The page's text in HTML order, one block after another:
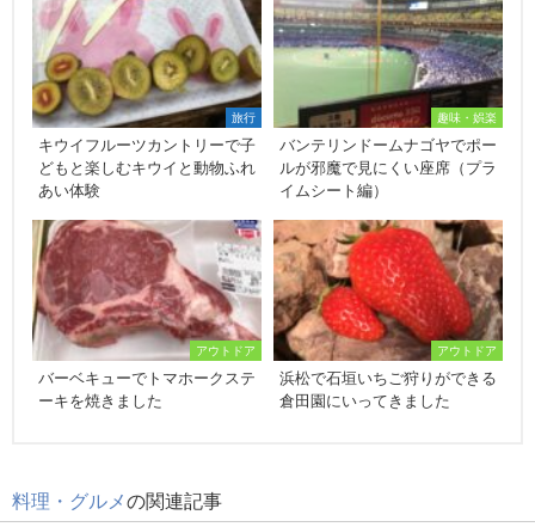
旅行
キウイフルーツカントリーで子
どもと楽しむキウイと動物ふれ
あい体験
趣味・娯楽
バンテリンドームナゴヤでポー
ルが邪魔で見にくい座席（プラ
イムシート編）
アウトドア
バーベキューでトマホークステ
ーキを焼きました
アウトドア
浜松で石垣いちご狩りができる
倉田園にいってきました
料理・グルメの関連記事